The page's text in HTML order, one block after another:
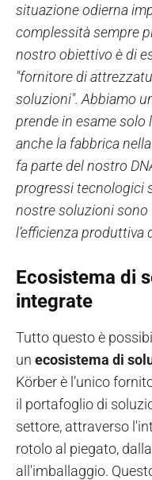
situazione odierna
complessità sempre
nostro obiettivo è di
"fornitore di
soluzioni". Abbiamo
prende in esame solo
anche la fabbrica
fa parte del nostro
progressi tecnologici
nostre soluzioni sono
l’efficienza produttiva
Ecosistema di
integrate
Tutto questo è
un ecosistema di
Körber è l’unico
il portafoglio di
settore, attraverso
rotolo al piegato,
all'imballaggio.